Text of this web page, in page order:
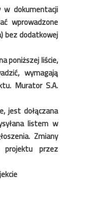
dokumentacji
wprowadzone
bez dodatkowej
poniższej liście,
wymagają
Murator S.A.
jest dołączana
listem w
Zmiany
przez